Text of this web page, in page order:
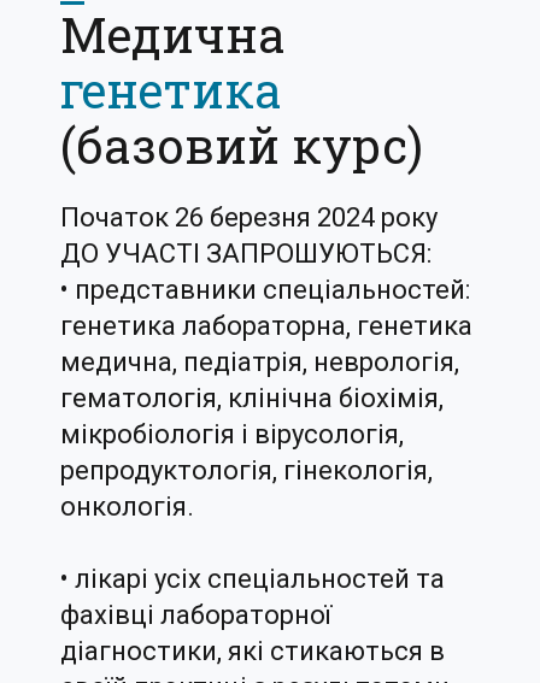
Медична
генетика
(базовий курс)
Початок 26 березня 2024 року
ДО УЧАСТІ ЗАПРОШУЮТЬСЯ:
• представники спеціальностей:
генетика лабораторна, генетика
медична, педіатрія, неврологія,
гематологія, клінічна біохімія,
мікробіологія і вірусологія,
репродуктологія, гінекологія,
онкологія.
• лікарі усіх спеціальностей та
фахівці лабораторної
діагностики, які стикаються в